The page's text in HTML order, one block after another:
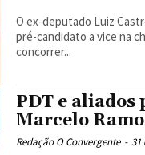
O ex-deputado Luiz
pré-candidato a vice na
concorrer...
PDT e aliados
Marcelo
Redação O Convergente - 31